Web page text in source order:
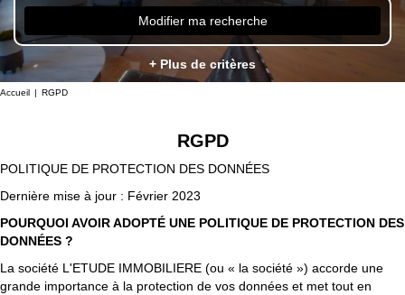
Modifier ma recherche
+ Plus de critères
Accueil RGPD
RGPD
POLITIQUE DE PROTECTION DES DONNÉES
Dernière mise à jour : Février 2023
POURQUOI AVOIR ADOPTÉ UNE POLITIQUE DE PROTECTION DES
DONNÉES ?
La société L'ETUDE IMMOBILIERE (ou « la société ») accorde une
grande importance à la protection de vos données et met tout en